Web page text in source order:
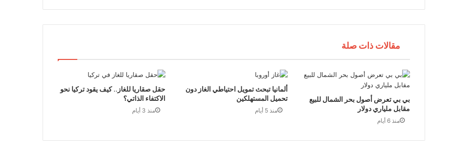
مقالات ذات صلة
حقل صقاريا للغاز.. كيف يقود تركيا نحو
الاكتفاء الذاتي؟
منذ 3 أيام
ألمانيا تبحث تمويل احتياطي الغاز دون
تحميل المستهلكين
منذ 5 أيام
بي بي تعرض أصول بحر الشمال للبيع
مقابل ملياري دولار
منذ 6 أيام